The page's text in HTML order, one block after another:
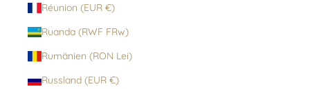
Réunion (EUR €)
Ruanda (RWF FRw)
Rumänien (RON Lei)
Russland (EUR €)